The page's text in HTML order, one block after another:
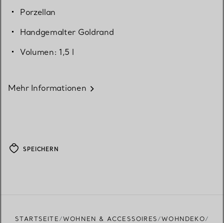
Porzellan
Handgemalter Goldrand
Volumen: 1,5 l
Mehr Informationen
SPEICHERN
STARTSEITE WOHNEN & ACCESSOIRES
WOHNDEKO